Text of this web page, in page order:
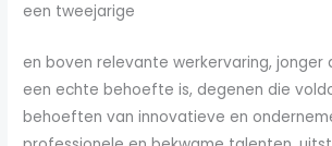
een tweejarige
en boven relevante werkervaring, jonger
een echte behoefte is, degenen die
behoeften van innovatieve en